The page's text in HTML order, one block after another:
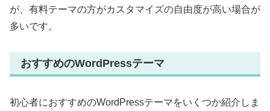
が、有料テーマの方がカスタマイズの自由度が高い場合が
多いです。
おすすめのWordPressテーマ
初心者におすすめのWordPressテーマをいくつか紹介しま